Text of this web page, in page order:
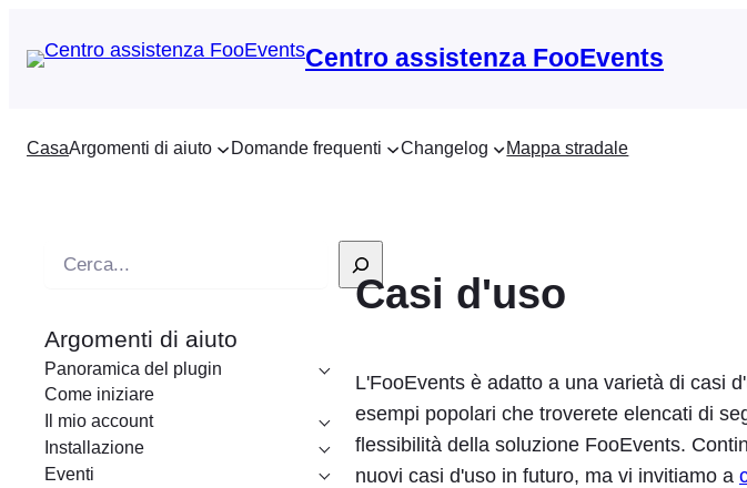
Centro assistenza FooEvents
CasaArgomenti di aiuto Domande frequenti Changelog Mappa stradale
e
r
c
a
Argomenti di aiuto
Panoramica del plugin
Come iniziare
Il mio account
Installazione
Eventi
Casi d'uso
L'FooEvents è adatto a una varietà di casi
esempi popolari che troverete elencati di
flessibilità della soluzione FooEvents.
nuovi casi d'uso in futuro, ma vi invitiamo a